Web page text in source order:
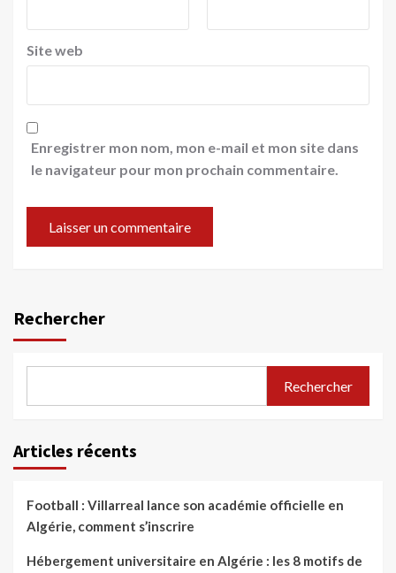
Site web
Enregistrer mon nom, mon e-mail et mon site dans
le navigateur pour mon prochain commentaire.
Rechercher
Rechercher
Articles récents
Football : Villarreal lance son académie officielle en
Algérie, comment s’inscrire
Hébergement universitaire en Algérie : les 8 motifs de